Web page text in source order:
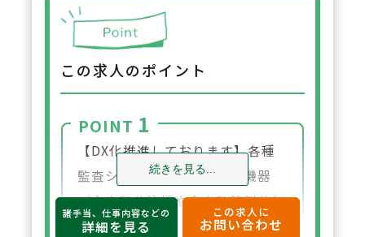
この求人のポイント
POINT 1
【DX化推進しております】各種
監査システムや、各種調剤機器
（全自動分注機や全自動錠剤分包
機、軟膏練り機など）や、クラウ
続きを見る...
諸手当、仕事内容などの
詳細を見る
この求人に
お問い合わせ